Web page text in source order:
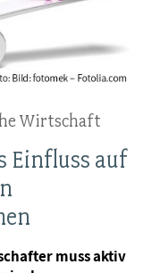
Wirtschaft
Einfluss auf
muss aktiv